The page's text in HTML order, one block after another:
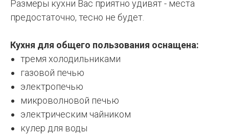
Размеры кухни Вас приятно удивят - места
предостаточно, тесно не будет.
Кухня для общего пользования оснащена:
тремя холодильниками
газовой печью
электропечью
микроволновой печью
электрическим чайником
кулер для воды